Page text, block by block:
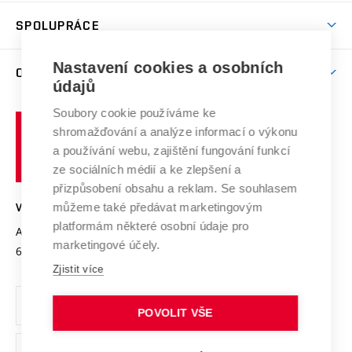
Brno
Celoživotní vzdělávání
E-přihláška
Harmonogram akademického roku
Závěrečné práce
Doktorské studium
Zpracování osobních údajů studentů
Sociální bezpečí
Studium bez bariér
Podpora podnikání
Mezinárodní vědecká rada
Systém zajišťování kvality výzkumu
Výzkumné infrastruktury
Transfer znalostí
Open Science
Projekty
Projekty ze strukturálních fondů
Specifický výzkum
SPOLUPRÁCE
Zahraniční spolupráce
Spolupráce se školami
Služby univerzity
Mezinárodní dohody
Univerzitní sítě
O UNIVERZITĚ
Profil univerzity
Udržitelná univerzita
Podnikavá univerzita / ContriBUTe
Bezpečná univerzita
Vyznamenání
Organizační struktura
Ochrana osobních údajů
učení
technické
VYSOKÉ UČENÍ TECHNICKÉ V BRNĚ
Antonínská 548/1
602 00 Brno
www.vut.cz
vut@vutbr.cz
Nastavení cookies a osobních
údajů
Soubory cookie používáme ke
shromažďování a analýze informací o výkonu
a používání webu, zajištění fungování funkcí
ze sociálních médií a ke zlepšení a
přizpůsobení obsahu a reklam. Se souhlasem
můžeme také předávat marketingovým
platformám některé osobní údaje pro
marketingové účely.
Zjistit více
POVOLIT VŠE